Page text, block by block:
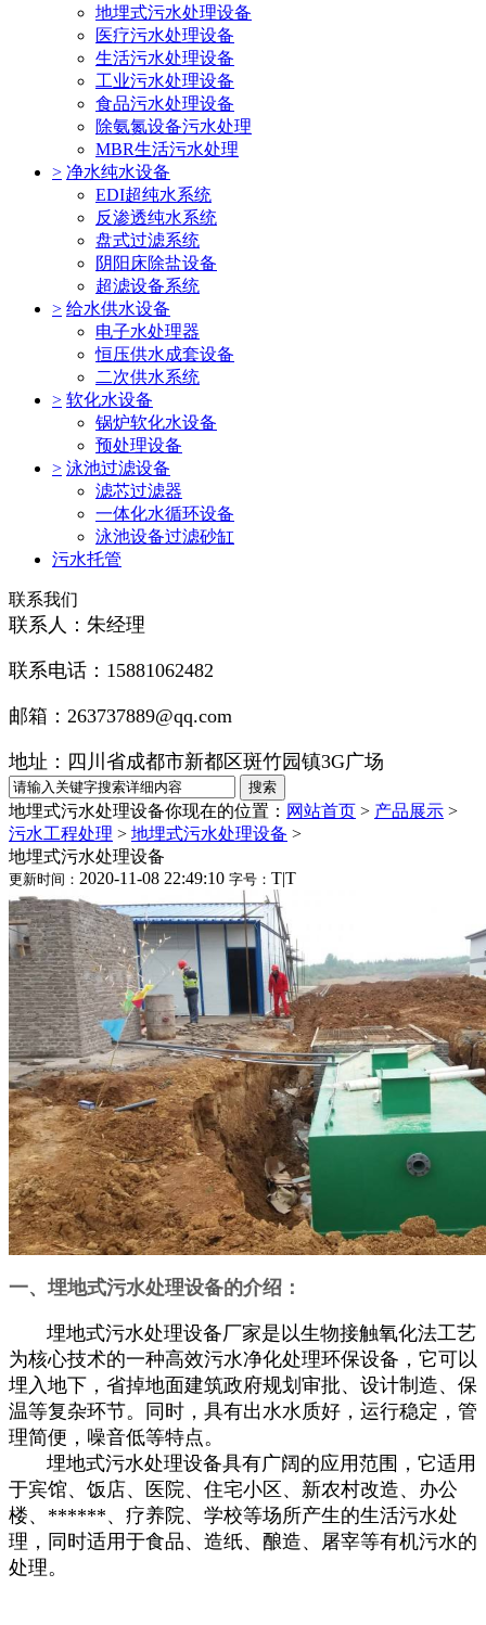
地埋式污水处理设备
医疗污水处理设备
生活污水处理设备
工业污水处理设备
食品污水处理设备
除氨氮设备污水处理
MBR生活污水处理
> 净水纯水设备
EDI超纯水系统
反渗透纯水系统
盘式过滤系统
阴阳床除盐设备
超滤设备系统
> 给水供水设备
电子水处理器
恒压供水成套设备
二次供水系统
> 软化水设备
锅炉软化水设备
预处理设备
> 泳池过滤设备
滤芯过滤器
一体化水循环设备
泳池设备过滤砂缸
污水托管
联系我们
联系人：朱经理
联系电话：15881062482
邮箱：263737889@qq.com
地址：四川省成都市新都区斑竹园镇3G广场
地埋式污水处理设备你现在的位置： 网站首页 > 产品展示 >
污水工程处理 > 地埋式污水处理设备 >
地埋式污水处理设备
更新时间： 2020-11-08 22:49:10 字号： T|T
一、埋地式污水处理设备的介绍：
埋地式污水处理设备厂家是以生物接触氧化法工艺
为核心技术的一种高效污水净化处理环保设备，它可以
埋入地下，省掉地面建筑政府规划审批、设计制造、保
温等复杂环节。同时，具有出水水质好，运行稳定，管
理简便，噪音低等特点。
埋地式污水处理设备具有广阔的应用范围，它适用
于宾馆、饭店、医院、住宅小区、新农村改造、办公
楼、******、疗养院、学校等场所产生的生活污水处
理，同时适用于食品、造纸、酿造、屠宰等有机污水的
处理。